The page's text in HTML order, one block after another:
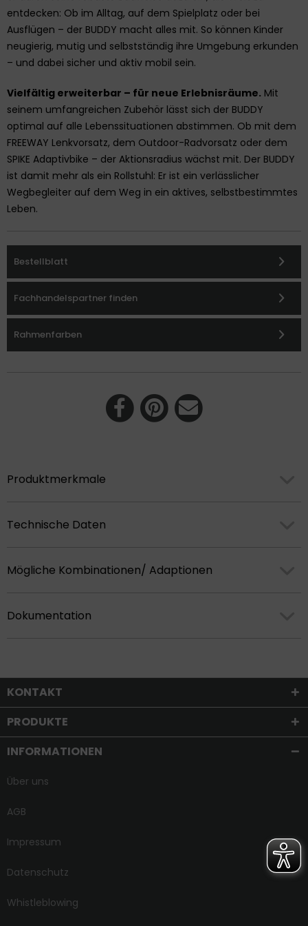
entdecken: Ob im Alltag, auf dem Spielplatz oder bei
Ausflügen – der BUDDY macht alles mit. So können Kinder
neugierig, mutig und selbstständig ihre Umgebung erkunden
– und dabei sicher und aktiv mobil sein.
Vielfältig erweiterbar – für neue Erlebnisräume. Mit
seinem umfangreichen Zubehör lässt sich der BUDDY
optimal auf alle Lebenssituationen abstimmen. Ob mit dem
FREEWAY Lenkvorsatz, dem Outdoor-Radvorsatz oder dem
SPIKE Adaptivbike – der Aktionsradius wächst mit. Der BUDDY
ist damit mehr als ein Rollstuhl: Er ist ein verlässlicher
Wegbegleiter auf dem Weg in ein aktives, selbstbestimmtes
Leben.
Fachhandelspartner finden
Rahmenfarben
Bestellblatt
Produktmerkmale
Technische Daten
Mögliche Kombinationen/ Adaptionen
Dokumentation
KONTAKT
PRODUKTE
INFORMATIONEN
Über uns
AGB
Impressum
Datenschutz
Whistleblowing